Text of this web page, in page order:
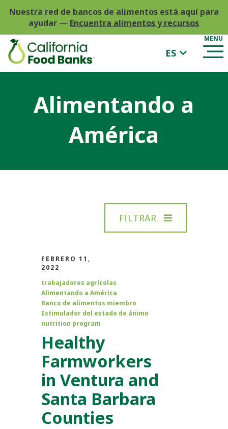
Nuestra red de bancos de alimentos está aquí para
ayudar — Encuentra alimentos y recursos
ES
Alimentando a
América
FILTRAR
FEBRERO 11,
2022
trabajadores agrícolas
Alimentando a América
Banco de alimentos miembro
Estimulador del estado de ánimo
nutrition program
Healthy
Farmworkers
in Ventura and
Santa Barbara
Counties